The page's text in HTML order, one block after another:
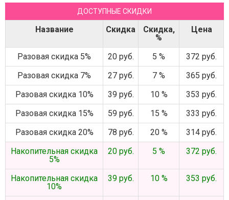
ДОСТУПНЫЕ СКИДКИ
Название Скидка
Скидка,
%
Цена
Разовая скидка 5% 20 руб. 5 %
372 руб.
Разовая скидка 7%
27 руб. 7 %
365 руб.
Разовая скидка 10%
39 руб. 10 %
353 руб.
Разовая скидка 15%
59 руб. 15 %
333 руб.
Разовая скидка 20%
78 руб. 20 %
314 руб.
Накопительная скидка
5%
20 руб. 5 % 372 руб.
Накопительная скидка
10%
39 руб. 10 % 353 руб.